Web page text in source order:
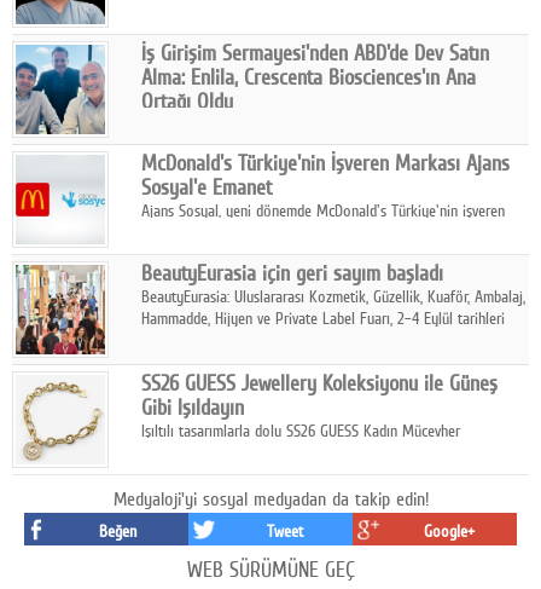
İş Girişim Sermayesi'nden ABD'de Dev Satın
Alma: Enlila, Crescenta Biosciences'ın Ana
Ortağı Oldu
stratejisini uluslararası ölçeğe taşıyan satın alma hamlesini
tamamladı.
McDonald's Türkiye'nin İşveren Markası Ajans
Sosyal'e Emanet
Ajans Sosyal, yeni dönemde McDonald's Türkiye'nin işveren
BeautyEurasia için geri sayım başladı
BeautyEurasia: Uluslararası Kozmetik, Güzellik, Kuaför, Ambalaj,
Hammadde, Hijyen ve Private Label Fuarı, 2–4 Eylül tarihleri
SS26 GUESS Jewellery Koleksiyonu ile Güneş
Gibi Işıldayın
Işıltılı tasarımlarla dolu SS26 GUESS Kadın Mücevher
dokunuşunu taşıyor.
Medyaloji'yi sosyal medyadan da takip edin!
Beğen Tweet Google+
WEB SÜRÜMÜNE GEÇ